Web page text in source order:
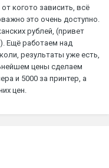
когото зависить, всё
это очень доступно.
рублей, (привет
Ещё работаем над
результаты уже есть,
цены сделаем
и 5000 за принтер, а
цен.